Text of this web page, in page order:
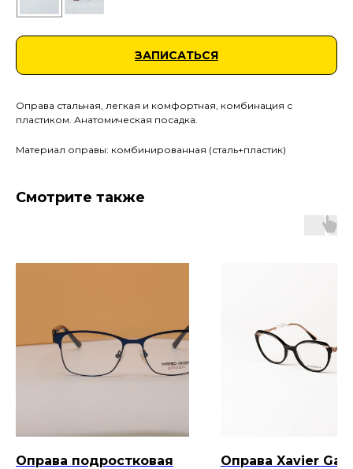
ЗАПИСАТЬСЯ
Оправа стальная, легкая и комфортная, комбинация с
пластиком. Анатомическая посадка.
Материал оправы: комбинированная (сталь+пластик)
Смотрите также
Оправа подростковая
Оправа Xavier